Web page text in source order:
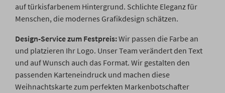
auf türkisfarbenem Hintergrund. Schlichte Eleganz für
Menschen, die modernes Grafikdesign schätzen.
Design-Service zum Festpreis:Wir passen die Farbe an
und platzieren Ihr Logo. Unser Team verändert den Text
und auf Wunsch auch das Format. Wir gestalten den
passenden Karteneindruck und machen diese
Weihnachtskarte zum perfekten Markenbotschafter